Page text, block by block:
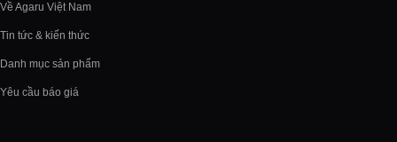
Về Agaru Việt Nam
Tin tức & kiến thức
Danh mục sản phẩm
Yêu cầu báo giá